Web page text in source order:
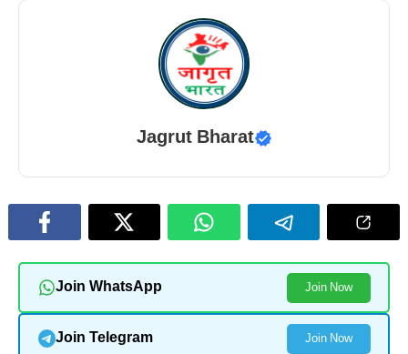
Jagrut Bharat
Join WhatsApp Join Now
Join Telegram Join Now